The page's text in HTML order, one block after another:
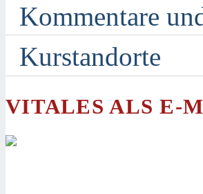
Kommentare
Kurstandorte
VITALES ALS E-